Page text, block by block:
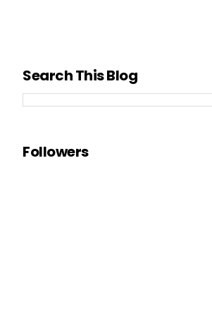
Search This Blog
Followers